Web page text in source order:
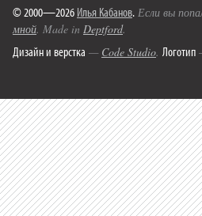
© 2000—2026 Илья Кабанов. Если вы
мной. Made in Deptford.
Дизайн и верстка — Code Studio. Логотип